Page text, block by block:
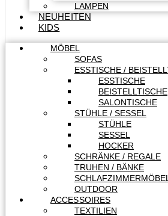
LAMPEN
NEUHEITEN
KIDS
MÖBEL
SOFAS
ESSTISCHE /
ESSTISCHE
BEISTELLTISCHE
SALONTISCHE
STÜHLE / SESSEL
STÜHLE
SESSEL
HOCKER
SCHRÄNKE / REGALE
TRUHEN / BÄNKE
SCHLAFZIMMERMÖBEL
OUTDOOR
ACCESSOIRES
TEXTILIEN